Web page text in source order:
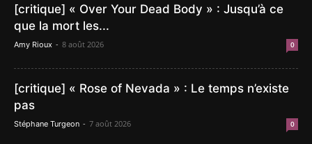
[critique] « Over Your Dead Body » : Jusqu’à ce
que la mort les...
Amy Rioux - 8 août 2026 0
[critique] « Rose of Nevada » : Le temps n’existe
pas
Stéphane Turgeon - 7 août 2026 0